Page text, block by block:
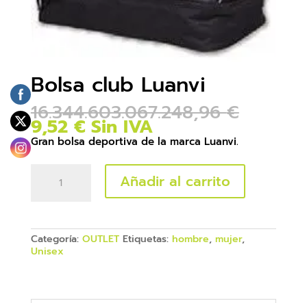
Bolsa club Luanvi
16.344.603.067.248,96€
9,52€ Sin IVA
Gran bolsa deportiva de la marca Luanvi.
Añadir al carrito
Categoría: OUTLET Etiquetas: hombre, mujer,
Unisex